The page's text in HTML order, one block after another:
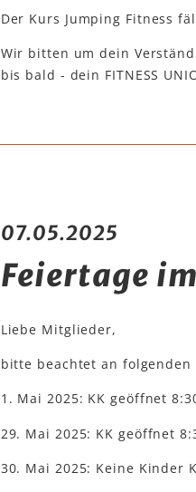
Der Kurs Jumping Fitness
Wir bitten um dein
bis bald - dein FITNESS
07.05.2025
Feiertage
Liebe Mitglieder,
bitte beachtet an folgenden
1. Mai 2025: KK geöffnet
29. Mai 2025: KK geöffnet
30. Mai 2025: Keine Kinder